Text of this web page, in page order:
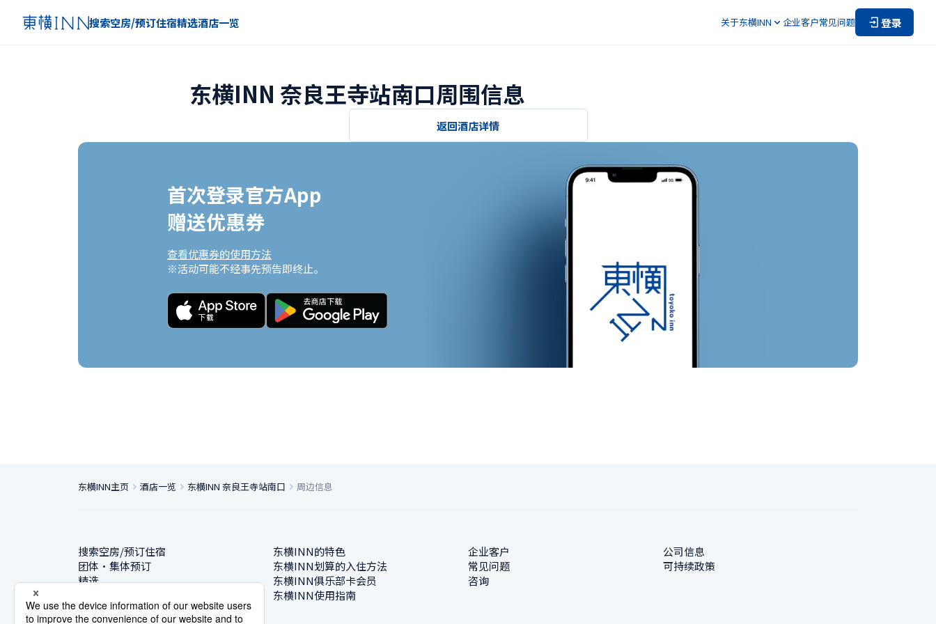
搜索空房/预订住宿精选酒店一览 关于东横INN 企业客户常见问题 登录
东横INN 奈良王寺站南口周围信息
返回酒店详情
首次登录官方App
赠送优惠券
查看优惠券的使用方法
※活动可能不经事先预告即终止。
东横INN主页 酒店一览 东横INN 奈良王寺站南口 周边信息
搜索空房/预订住宿
团体・集体预订
精选
东横INN的特色
东横INN划算的入住方法
东横INN俱乐部卡会员
东横INN使用指南
企业客户
常见问题
咨询
公司信息
可持续政策